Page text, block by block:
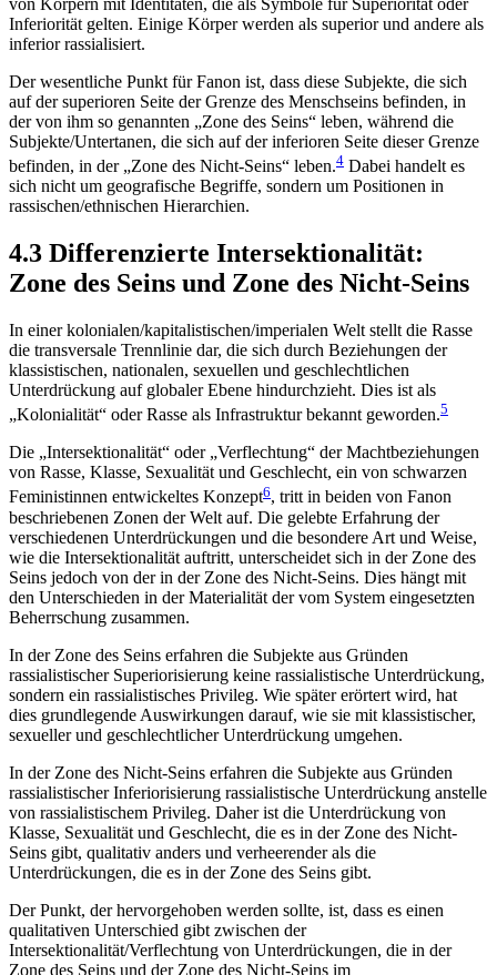
Inferiorität gelten. Einige Körper werden als superior und andere als
inferior rassialisiert.
Der wesentliche Punkt für Fanon ist, dass diese Subjekte, die sich
auf der superioren Seite der Grenze des Menschseins befinden, in
der von ihm so genannten „Zone des Seins“ leben, während die
Subjekte/Untertanen, die sich auf der inferioren Seite dieser Grenze
befinden, in der „Zone des Nicht-Seins“ leben.4 Dabei handelt es
sich nicht um geografische Begriffe, sondern um Positionen in
rassischen/ethnischen Hierarchien.
4.3 Differenzierte Intersektionalität:
Zone des Seins und Zone des Nicht-Seins
In einer kolonialen/kapitalistischen/imperialen Welt stellt die Rasse
die transversale Trennlinie dar, die sich durch Beziehungen der
klassistischen, nationalen, sexuellen und geschlechtlichen
Unterdrückung auf globaler Ebene hindurchzieht. Dies ist als
„Kolonialität“ oder Rasse als Infrastruktur bekannt geworden.5
Die „Intersektionalität“ oder „Verflechtung“ der Machtbeziehungen
von Rasse, Klasse, Sexualität und Geschlecht, ein von schwarzen
Feministinnen entwickeltes Konzept6, tritt in beiden von Fanon
beschriebenen Zonen der Welt auf. Die gelebte Erfahrung der
verschiedenen Unterdrückungen und die besondere Art und Weise,
wie die Intersektionalität auftritt, unterscheidet sich in der Zone des
Seins jedoch von der in der Zone des Nicht-Seins. Dies hängt mit
den Unterschieden in der Materialität der vom System eingesetzten
Beherrschung zusammen.
In der Zone des Seins erfahren die Subjekte aus Gründen
rassialistischer Superiorisierung keine rassialistische Unter­drückung,
sondern ein rassialistisches Privileg. Wie später erörtert wird, hat
dies grundlegende Auswirkungen darauf, wie sie mit klassistischer,
sexueller und geschlechtlicher Unterdrückung umgehen.
In der Zone des Nicht-Seins erfahren die Subjekte aus Gründen
rassialistischer Inferiorisierung rassialistische Unterdrückung anstelle
von rassialistischem Privileg. Daher ist die Unterdrückung von
Klasse, Sexualität und Geschlecht, die es in der Zone des Nicht-
Seins gibt, qualitativ anders und verheerender als die
Unterdrückungen, die es in der Zone des Seins gibt.
Der Punkt, der hervorgehoben werden sollte, ist, dass es einen
qualitativen Unterschied gibt zwischen der
Intersektionalität/Verflechtung von Unterdrückungen, die in der
Zone des Seins und der Zone des Nicht-Seins im